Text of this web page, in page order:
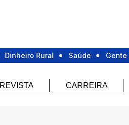
Dinheiro Rural Saúde Gente
REVISTA CARREIRA